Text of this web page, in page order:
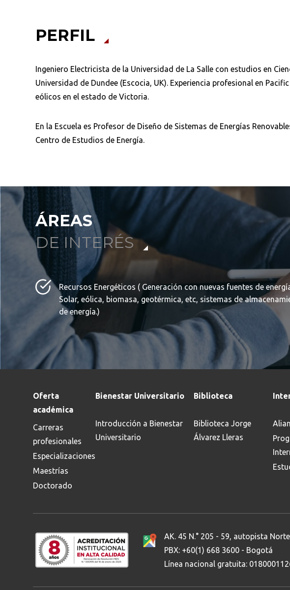
PERFIL
Ingeniero Electricista de la Universidad de La Salle con estudios en
Universidad de Dundee (Escocia, UK). Experiencia profesional en
eólicos en el estado de Victoria.
En la Escuela es Profesor de Diseño de Sistemas de Energías
Centro de Estudios de Energía.
ÁREAS
DE INTERÉS
Recursos Energéticos ( Generación con nuevas fuentes de
Solar, eólica, biomasa, geotérmica, etc, sistemas de
de energía.)
Oferta
académica
Carreras
profesionales
Especializaciones
Maestrías
Doctorado
Bienestar Universitario
Introducción a Bienestar
Universitario
Biblioteca
Biblioteca Jorge
Álvarez Lleras
AK. 45 N.° 205 - 59, autopista Norte
PBX: +60(1) 668 3600 - Bogotá
Línea nacional gratuita: